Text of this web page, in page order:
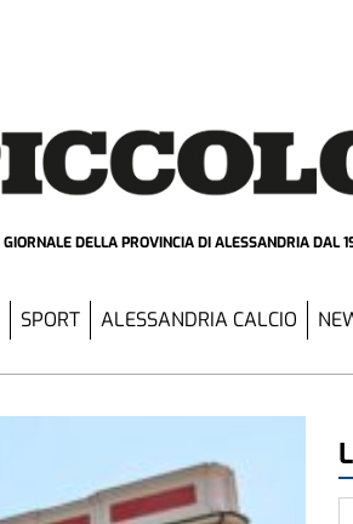
GIORNALE DELLA PROVINCIADI ALESSANDRIA DAL
SPORT ALESSANDRIA CALCIO